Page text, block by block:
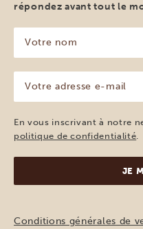
répondez avant tout le
nom
(Nécessaire)
adresse
e-
mail
(Nécessaire)
En vous inscrivant à notre
politique de confidentialité.
Conditions générales de